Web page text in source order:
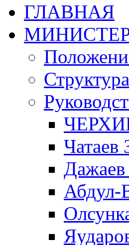
ГЛАВНАЯ
Чатаев
Абдул-